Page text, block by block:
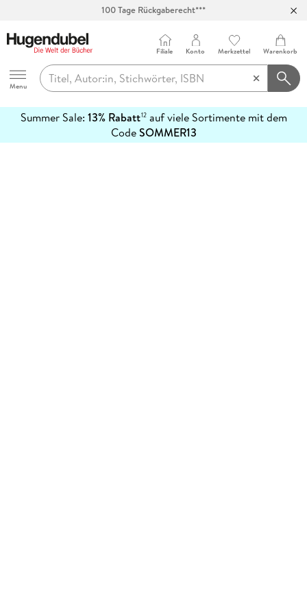
100 Tage Rückgaberecht***
Hugendubel
Menu
Filiale Konto Merkzettel Warenkorb
Summer Sale: 13% Rabatt12auf viele Sortimente mit dem
CodeSOMMER13
erfahren